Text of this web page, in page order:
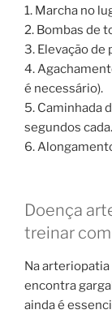
1. Marcha no
2. Bombas de
3. Elevação de
4.
é necessário).
5. Caminhada
segundos cada.
6.
Doença
treinar
Na arteriopatia
encontra
ainda é